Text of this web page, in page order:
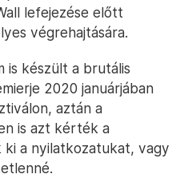
lefejezése előtt
végrehajtására.
is készült a brutális
2020 januárjában
aztán a
is azt kérték a
a nyilatkozatukat, vagy